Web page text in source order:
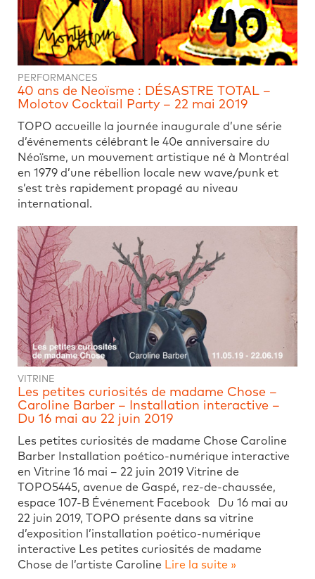
PERFORMANCES
40 ans de Neoïsme : DÉSASTRE TOTAL –
Molotov Cocktail Party – 22 mai 2019
TOPO accueille la journée inaugurale d’une série
d’événements célébrant le 40e anniversaire du
Néoïsme, un mouvement artistique né à Montréal
en 1979 d’une rébellion locale new wave/punk et
s’est très rapidement propagé au niveau
international.
VITRINE
Les petites curiosités de madame Chose –
Caroline Barber – Installation interactive –
Du 16 mai au 22 juin 2019
Les petites curiosités de madame Chose Caroline
Barber Installation poético-numérique interactive
en Vitrine 16 mai – 22 juin 2019 Vitrine de
TOPO5445, avenue de Gaspé, rez-de-chaussée,
espace 107-B Événement Facebook Du 16 mai au
22 juin 2019, TOPO présente dans sa vitrine
d’exposition l’installation poético-numérique
interactive Les petites curiosités de madame
Chose de l’artiste Caroline Lire la suite »